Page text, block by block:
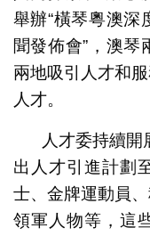
舉辦“橫琴粵澳深
聞發佈會”，澳
兩地吸引人才和
人才。
人才委持續
出人才引進計劃
士、金牌運動員
領軍人物等，這